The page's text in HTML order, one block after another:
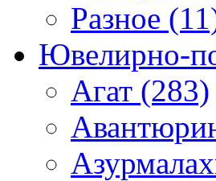
Разное
Ювелирно-
Агат (283)